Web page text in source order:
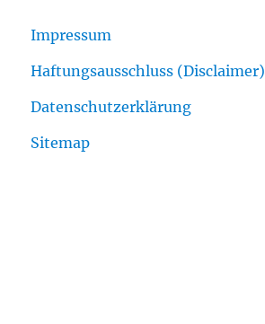
Impressum
Haftungsausschluss (Disclaimer)
Datenschutzerklärung
Sitemap